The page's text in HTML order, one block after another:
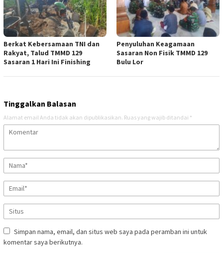
Berkat Kebersamaan TNI dan
Rakyat, Talud TMMD 129
Sasaran 1 Hari Ini Finishing
Penyuluhan Keagamaan
Sasaran Non Fisik TMMD 129
Bulu Lor
Tinggalkan Balasan
Alamat email Anda tidak akan dipublikasikan. Ruas yang wajib ditandai *
Simpan nama, email, dan situs web saya pada peramban ini untuk
komentar saya berikutnya.